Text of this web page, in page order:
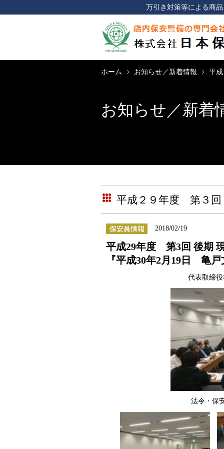
万引き対策等による商
ホーム お知らせ／新着情報 平
お知らせ／新着
平成２９年度 第３回
2018/02/19
平成29年度 第3回 後期
『平成30年2月19日 亀
代表取締
法令・保